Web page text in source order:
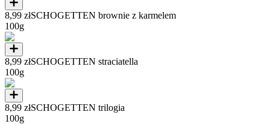
8,99 złSCHOGETTEN brownie z karmelem
100g
8,99 złSCHOGETTEN straciatella
100g
8,99 złSCHOGETTEN trilogia
100g